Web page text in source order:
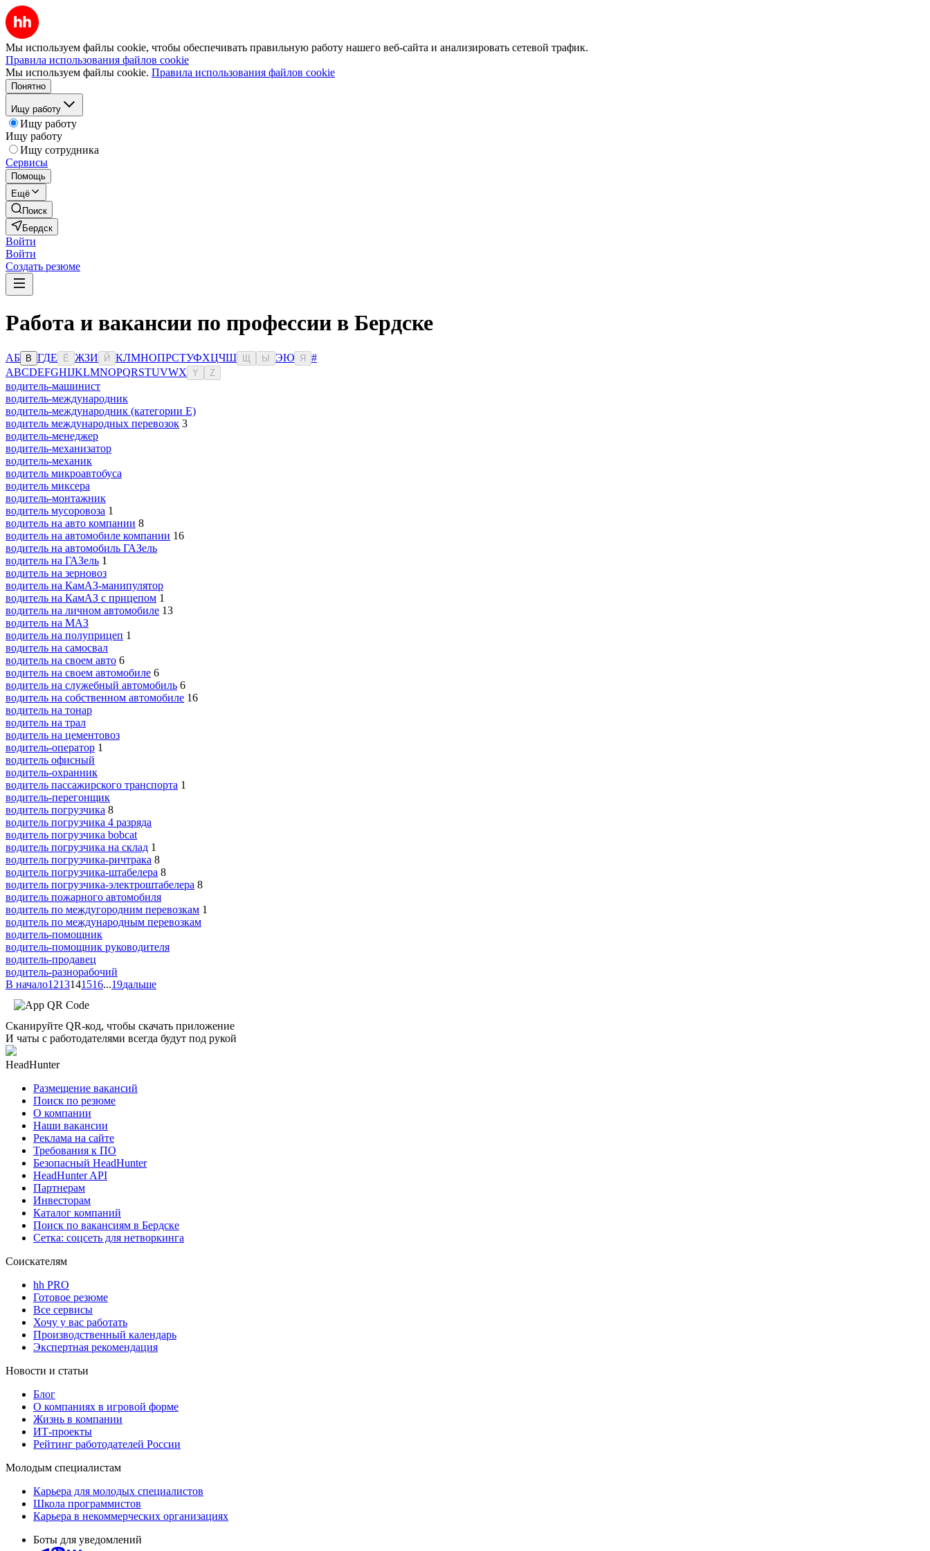
Мы используем файлы cookie, чтобы обеспечивать правильную работу нашего веб-сайта и анализировать сетевой трафик.
Правила использования файлов cookie
Мы используем файлы cookie. Правила использования файлов cookie
Понятно
Ищу работу
Ищу работу
Ищу работу
Ищу сотрудника
Сервисы
Помощь
Ещё
Поиск
Бердск
Войти
Войти
Создать резюме
Работа и вакансии по профессии в Бердске
АБ В ГДЕ Ё ЖЗИ Й КЛМНОПРСТУФХЦЧШ Ы ЭЮ Я
#
ABCDEFGHIJKLMNOPQRSTUVWX Y Z
водитель-машинист
водитель-международник
водитель-международник (категории Е)
водитель международных перевозок 3
водитель-менеджер
водитель-механизатор
водитель-механик
водитель микроавтобуса
водитель миксера
водитель-монтажник
водитель мусоровоза 1
водитель на авто компании 8
водитель на автомобиле компании 16
водитель на автомобиль ГАЗель
водитель на ГАЗель 1
водитель на зерновоз
водитель на КамАЗ-манипулятор
водитель на КамАЗ с прицепом 1
водитель на личном автомобиле 13
водитель на МАЗ
водитель на полуприцеп 1
водитель на самосвал
водитель на своем авто 6
водитель на своем автомобиле 6
водитель на служебный автомобиль 6
водитель на собственном автомобиле 16
водитель на тонар
водитель на трал
водитель на цементовоз
водитель-оператор 1
водитель офисный
водитель-охранник
водитель пассажирского транспорта 1
водитель-перегонщик
водитель погрузчика 8
водитель погрузчика 4 разряда
водитель погрузчика bobcat
водитель погрузчика на склад 1
водитель погрузчика-ричтрака 8
водитель погрузчика-штабелера 8
водитель погрузчика-электроштабелера 8
водитель пожарного автомобиля
водитель по междугородним перевозкам 1
водитель по международным перевозкам
водитель-помощник
водитель-помощник руководителя
водитель-продавец
водитель-разнорабочий
В начало1213141516...19дальше
Сканируйте QR-код, чтобы скачать приложение
И чаты с работодателями всегда будут под рукой
HeadHunter
Размещение вакансий
Поиск по резюме
О компании
Наши вакансии
Реклама на сайте
Требования к ПО
Безопасный HeadHunter
HeadHunter API
Партнерам
Инвесторам
Каталог компаний
Поиск по вакансиям в Бердске
Сетка: соцсеть для нетворкинга
Соискателям
hh PRO
Готовое резюме
Все сервисы
Хочу у вас работать
Производственный календарь
Экспертная рекомендация
Новости и статьи
Блог
О компаниях в игровой форме
Жизнь в компании
ИТ-проекты
Рейтинг работодателей России
Молодым специалистам
Карьера для молодых специалистов
Школа программистов
Карьера в некоммерческих организациях
Боты для уведомлений